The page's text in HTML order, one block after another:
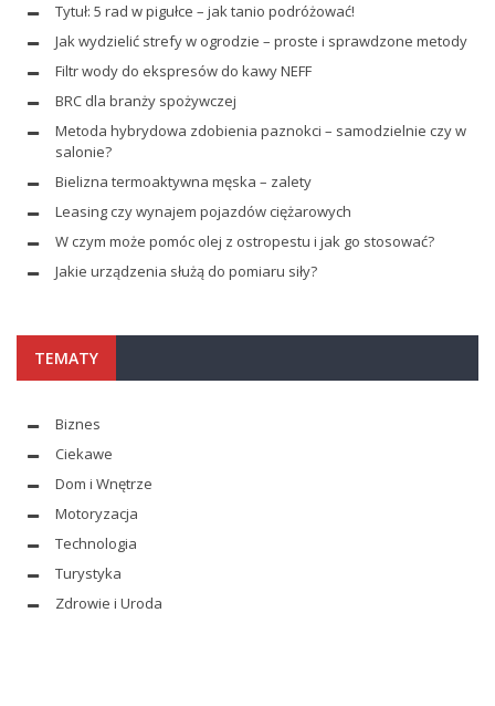
Tytuł: 5 rad w pigułce – jak tanio podróżować!
Jak wydzielić strefy w ogrodzie – proste i sprawdzone metody
Filtr wody do ekspresów do kawy NEFF
BRC dla branży spożywczej
Metoda hybrydowa zdobienia paznokci – samodzielnie czy w
salonie?
Bielizna termoaktywna męska – zalety
Leasing czy wynajem pojazdów ciężarowych
W czym może pomóc olej z ostropestu i jak go stosować?
Jakie urządzenia służą do pomiaru siły?
TEMATY
Biznes
Ciekawe
Dom i Wnętrze
Motoryzacja
Technologia
Turystyka
Zdrowie i Uroda